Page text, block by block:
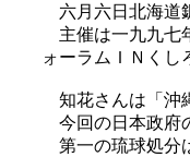
六月六日北海道
主催は一九九七
ォーラムＩＮくし
知花さんは「沖
今回の日本政府
第一の琉球処分